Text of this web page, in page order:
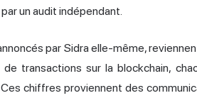
un audit indépendant.
par Sidra elle-même,
transactions sur la blockchain,
chiffres proviennent des